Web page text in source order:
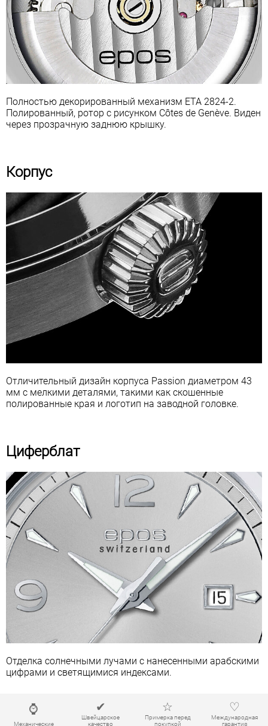
Полностью декорированный механизм ETA 2824-2.
Полированный, ротор с рисунком Côtes de Genève. Виден
через прозрачную заднюю крышку.
Корпус
Отличительный дизайн корпуса Passion диаметром 43
мм с мелкими деталями, такими как скошенные
полированные края и логотип на заводной головке.
Циферблат
Отделка солнечными лучами с нанесенными арабскими
цифрами и светящимися индексами.
⌚
Механические
✔
Швейцарское
качество
☆
Примерка перед
покупкой
♡
Международная
гарантия